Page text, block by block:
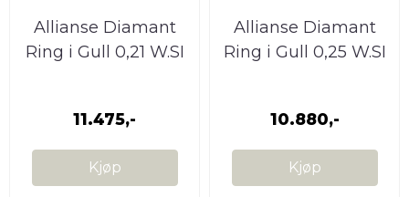
Allianse Diamant
Ring i Gull 0,21 W.SI
11.475,-
Kjøp
Allianse Diamant
Ring i Gull 0,25 W.SI
10.880,-
Kjøp